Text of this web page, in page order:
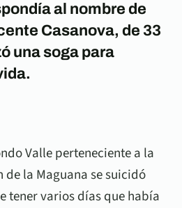
al nombre de
Casanova, de 33
una soga para
Valle perteneciente a la
la Maguana se suicidó
tener varios días que había